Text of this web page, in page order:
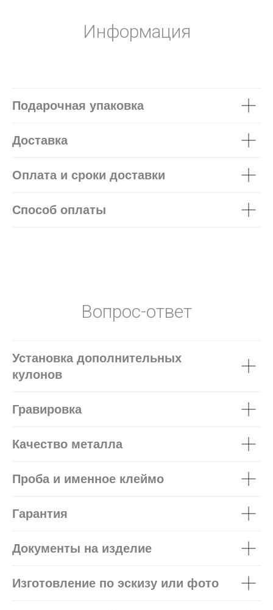
Информация
Подарочная упаковка
Доставка
Оплата и сроки доставки
Способ оплаты
Вопрос-ответ
Установка дополнительных
кулонов
Гравировка
Качество металла
Проба и именное клеймо
Гарантия
Документы на изделие
Изготовление по эскизу или фото